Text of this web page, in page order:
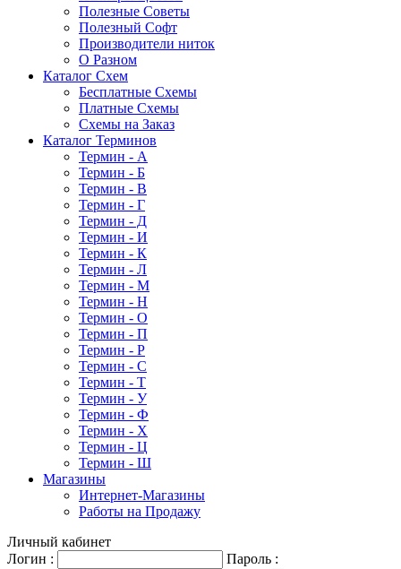
Полезные Советы
Полезный Софт
Производители ниток
О Разном
Каталог Схем
Бесплатные Схемы
Платные Схемы
Схемы на Заказ
Каталог Терминов
Термин - А
Термин - Б
Термин - В
Термин - Г
Термин - Д
Термин - И
Термин - К
Термин - Л
Термин - М
Термин - Н
Термин - О
Термин - П
Термин - Р
Термин - С
Термин - Т
Термин - У
Термин - Ф
Термин - Х
Термин - Ц
Термин - Ш
Магазины
Интернет-Магазины
Работы на Продажу
Личный кабинет
Логин :
Пароль :